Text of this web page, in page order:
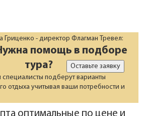
Гриценко - директор Флагман Тревел:
помощь в подборе
тура?
Оставьте заявку
подберут варианты
отдыха учитывая ваши потребности и
оптимальные по цене и